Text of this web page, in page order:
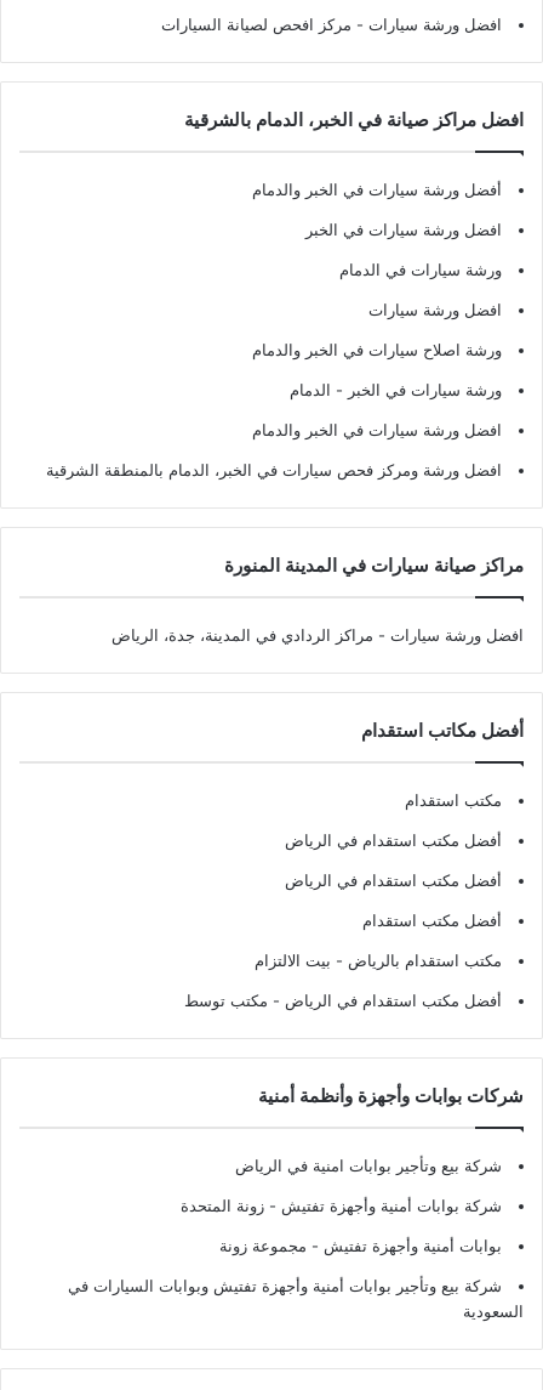
افضل ورشة سيارات - مركز افحص لصيانة السيارات
افضل مراكز صيانة في الخبر، الدمام بالشرقية
أفضل ورشة سيارات في الخبر والدمام
افضل ورشة سيارات في الخبر
ورشة سيارات في الدمام
افضل ورشة سيارات
ورشة اصلاح سيارات في الخبر والدمام
ورشة سيارات في الخبر - الدمام
افضل ورشة سيارات في الخبر والدمام
افضل ورشة ومركز فحص سيارات في الخبر، الدمام بالمنطقة الشرقية
مراكز صيانة سيارات في المدينة المنورة
افضل ورشة سيارات - مراكز الردادي في المدينة، جدة، الرياض
أفضل مكاتب استقدام
مكتب استقدام
أفضل مكتب استقدام في الرياض
أفضل مكتب استقدام في الرياض
أفضل مكتب استقدام
مكتب استقدام بالرياض - بيت الالتزام
أفضل مكتب استقدام في الرياض - مكتب توسط
شركات بوابات وأجهزة وأنظمة أمنية
شركة بيع وتأجير بوابات امنية في الرياض
شركة بوابات أمنية وأجهزة تفتيش - زونة المتحدة
بوابات أمنية وأجهزة تفتيش - مجموعة زونة
شركة بيع وتأجير بوابات أمنية وأجهزة تفتيش وبوابات السيارات في
السعودية